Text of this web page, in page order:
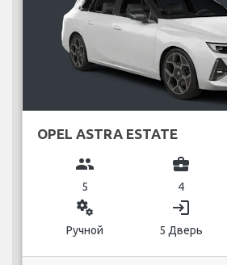
OPEL ASTRA ESTATE
group
5
business_center
4
miscellaneous_services
Ручной
login
5 Дверь